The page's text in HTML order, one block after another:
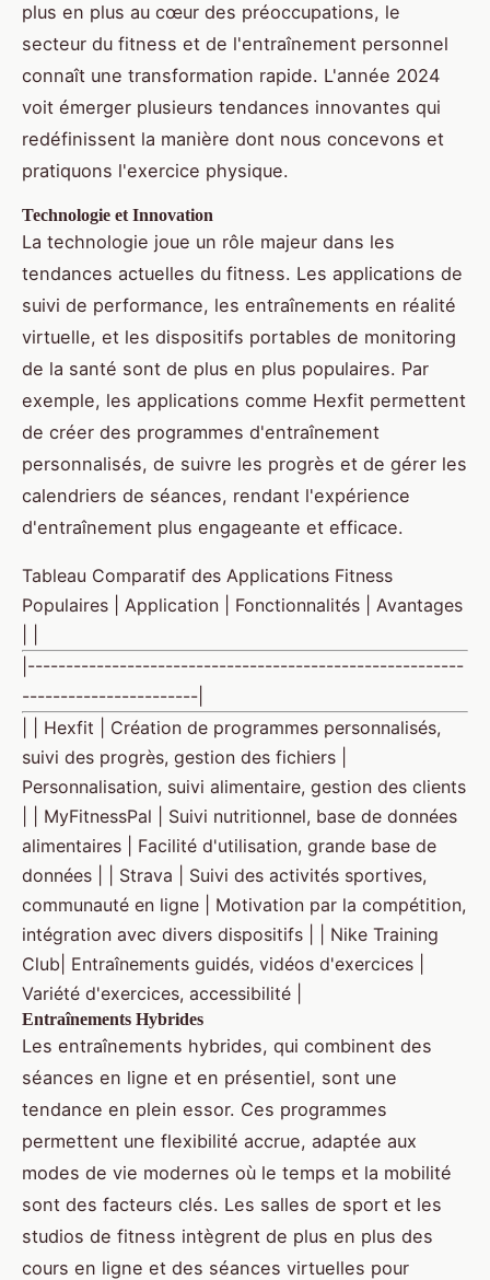
plus en plus au cœur des préoccupations, le
secteur du fitness et de l'entraînement personnel
connaît une transformation rapide. L'année 2024
voit émerger plusieurs tendances innovantes qui
redéfinissent la manière dont nous concevons et
pratiquons l'exercice physique.
Technologie et Innovation
La technologie joue un rôle majeur dans les
tendances actuelles du fitness. Les applications de
suivi de performance, les entraînements en réalité
virtuelle, et les dispositifs portables de monitoring
de la santé sont de plus en plus populaires. Par
exemple, les applications comme Hexfit permettent
de créer des programmes d'entraînement
personnalisés, de suivre les progrès et de gérer les
calendriers de séances, rendant l'expérience
d'entraînement plus engageante et efficace.
Tableau Comparatif des Applications Fitness
Populaires | Application | Fonctionnalités | Avantages
|---------------------------------------------------------
-----------------------|
| | Hexfit | Création de programmes personnalisés,
suivi des progrès, gestion des fichiers |
Personnalisation, suivi alimentaire, gestion des clients
| | MyFitnessPal | Suivi nutritionnel, base de données
alimentaires | Facilité d'utilisation, grande base de
données | | Strava | Suivi des activités sportives,
communauté en ligne | Motivation par la compétition,
intégration avec divers dispositifs | | Nike Training
Club| Entraînements guidés, vidéos d'exercices |
Variété d'exercices, accessibilité |
Entraînements Hybrides
Les entraînements hybrides, qui combinent des
séances en ligne et en présentiel, sont une
tendance en plein essor. Ces programmes
permettent une flexibilité accrue, adaptée aux
modes de vie modernes où le temps et la mobilité
sont des facteurs clés. Les salles de sport et les
studios de fitness intègrent de plus en plus des
cours en ligne et des séances virtuelles pour